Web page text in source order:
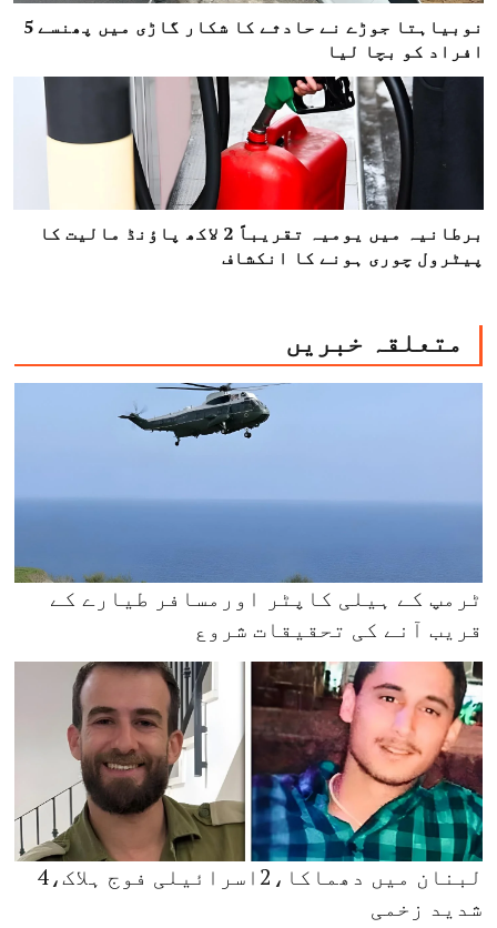
نوبیاہتا جوڑے نے حادثے کا شکار گاڑی میں پھنسے 5
افراد کو بچا لیا
برطانیہ میں یومیہ تقریباً 2 لاکھ پاؤنڈ مالیت کا
پیٹرول چوری ہونے کا انکشاف
متعلقہ خبریں
ٹرمپ کے ہیلی کاپٹر اورمسافر طیارے کے
قریب آنے کی تحقیقات شروع
لبنان میں دھماکا،2اسرائیلی فوج ہلاک،4
شدید زخمی